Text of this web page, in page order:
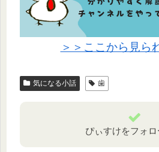
＞＞ここから見ら
気になる小話 歯
ぴぃすけをフォロ